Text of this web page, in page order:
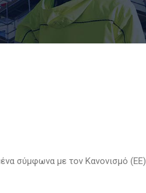
σύμφωνα με τον Κανονισμό (ΕΕ)